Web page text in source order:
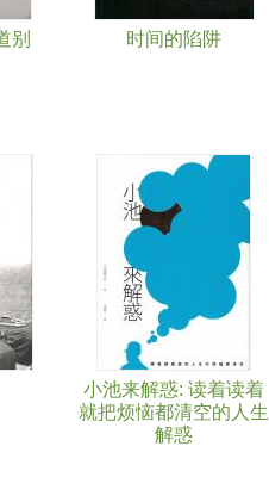
别 时间的陷阱
小池来解惑: 读着读着
就把烦恼都清空的人生
解惑